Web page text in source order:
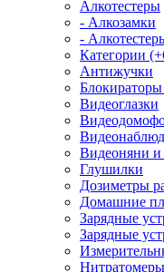
Алкотестеры
- Алкозамки
-
Категории
Антижучки
Видеоглазки
Видеоняни и
Глушилки
Дозиметры
Домашние
Зарядные
Зарядные
Нитратомеры